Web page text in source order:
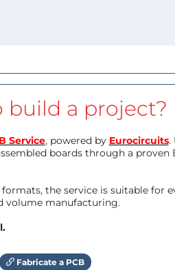
build a project?
Service, powered by Eurocircuits.
boards through a proven
formats, the service is suitable
volume manufacturing.
Fabricate a PCB